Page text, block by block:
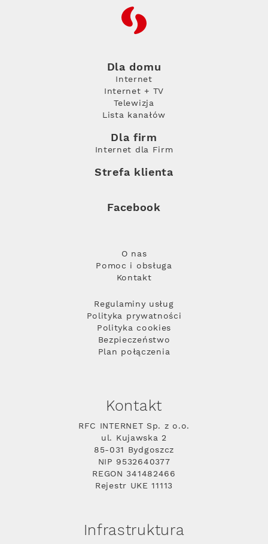
RFC
Dla domu
Internet
Internet + TV
Telewizja
Lista kanałów
Dla firm
Internet dla Firm
Strefa klienta
Facebook
O nas
Pomoc i obsługa
Kontakt
Regulaminy usług
Polityka prywatności
Polityka cookies
Bezpieczeństwo
Plan połączenia
Kontakt
RFC INTERNET Sp. z o.o.
ul. Kujawska 2
85-031 Bydgoszcz
NIP 9532640377
REGON 341482466
Rejestr UKE 11113
Infrastruktura